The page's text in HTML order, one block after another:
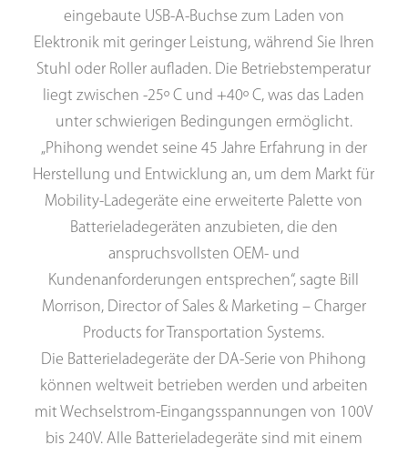
eingebaute USB-A-Buchse zum Laden von
Elektronik mit geringer Leistung, während Sie Ihren
Stuhl oder Roller aufladen. Die Betriebstemperatur
liegt zwischen -25º C und +40º C, was das Laden
unter schwierigen Bedingungen ermöglicht.
„Phihong wendet seine 45 Jahre Erfahrung in der
Herstellung und Entwicklung an, um dem Markt für
Mobility-Ladegeräte eine erweiterte Palette von
Batterieladegeräten anzubieten, die den
anspruchsvollsten OEM- und
Kundenanforderungen entsprechen“, sagte Bill
Morrison, Director of Sales & Marketing – Charger
Products for Transportation Systems.
Die Batterieladegeräte der DA-Serie von Phihong
können weltweit betrieben werden und arbeiten
mit Wechselstrom-Eingangsspannungen von 100V
bis 240V. Alle Batterieladegeräte sind mit einem